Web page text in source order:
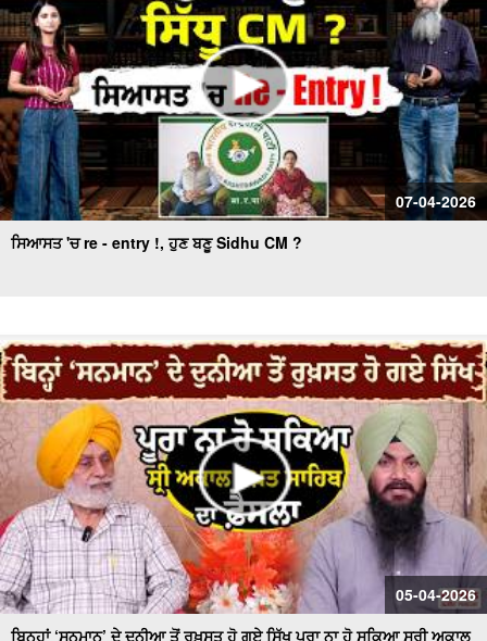
07-04-2026
ਸਿਆਸਤ 'ਚ re - entry !, ਹੁਣ ਬਣੂ Sidhu CM ?
05-04-2026
ਬਿਨ੍ਹਾਂ ‘ਸਨਮਾਨ’ ਦੇ ਦੁਨੀਆ ਤੋਂ ਰੁਖ਼ਸਤ ਹੋ ਗਏ ਸਿੱਖ ਪੂਰਾ ਨਾ ਹੋ ਸਕਿਆ ਸ੍ਰੀ ਅਕਾਲ